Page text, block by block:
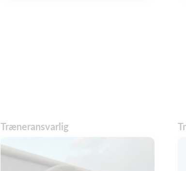
Træneransvarlig